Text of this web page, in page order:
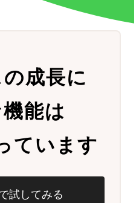
成長に
能は
ています
試してみる